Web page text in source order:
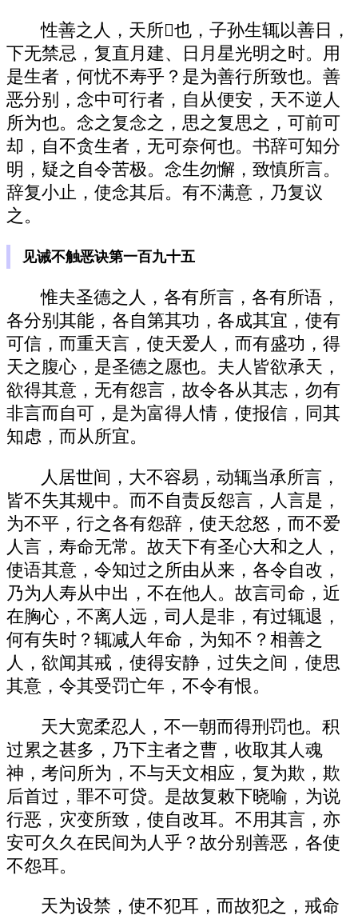
性善之人，天所也，子孙生辄以善日，
下无禁忌，复直月建、日月星光明之时。用
是生者，何忧不寿乎？是为善行所致也。善
恶分别，念中可行者，自从便安，天不逆人
所为也。念之复念之，思之复思之，可前可
却，自不贪生者，无可奈何也。书辞可知分
明，疑之自令苦极。念生勿懈，致慎所言。
辞复小止，使念其后。有不满意，乃复议
之。
见诫不触恶诀第一百九十五
惟夫圣德之人，各有所言，各有所语，
各分别其能，各自第其功，各成其宜，使有
可信，而重天言，使天爱人，而有盛功，得
天之腹心，是圣德之愿也。夫人皆欲承天，
欲得其意，无有怨言，故令各从其志，勿有
非言而自可，是为富得人情，使报信，同其
知虑，而从所宜。
人居世间，大不容易，动辄当承所言，
皆不失其规中。而不自责反怨言，人言是，
为不平，行之各有怨辞，使天忿怒，而不爱
人言，寿命无常。故天下有圣心大和之人，
使语其意，令知过之所由从来，各令自改，
乃为人寿从中出，不在他人。故言司命，近
在胸心，不离人远，司人是非，有过辄退，
何有失时？辄减人年命，为知不？相善之
人，欲闻其戒，使得安静，过失之间，使思
其意，令其受罚亡年，不令有恨。
天大宽柔忍人，不一朝而得刑罚也。积
过累之甚多，乃下主者之曹，收取其人魂
神，考问所为，不与天文相应，复为欺，欺
后首过，罪不可贷。是故复敕下晓喻，为说
行恶，灾变所致，使自改耳。不用其言，亦
安可久久在民间为人乎？故分别善恶，各使
不怨耳。
天为设禁，使不犯耳，而故犯之，戒命